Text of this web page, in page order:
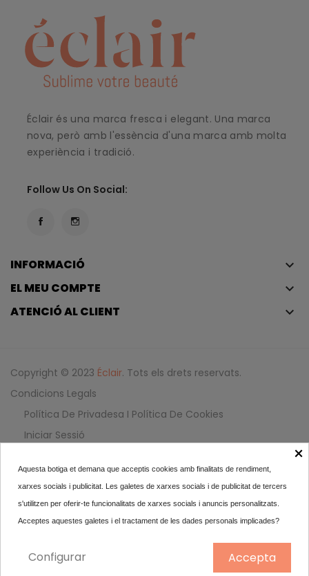
52,75
Éclair és una marca fresca i elegant. Una marca
nova, però amb l'essència d'una marca amb molta
experiència i tradició.
Follow Us On Social:
INFORMACIÓ keyboard_arrow_down
EL MEU COMPTE keyboard_arrow_down
ATENCIÓ AL CLIENT keyboard_arrow_down
Copyright © 2023 Éclair. Tots els drets reservats.
Condicions Legals
Política De Privadesa I Política De Cookies
Iniciar Sessió
×
Aquesta botiga et demana que acceptis cookies amb finalitats de rendiment,
xarxes socials i publicitat. Les galetes de xarxes socials i de publicitat de tercers
s'utilitzen per oferir-te funcionalitats de xarxes socials i anuncis personalitzats.
Acceptes aquestes galetes i el tractament de les dades personals implicades?
Accepta
Configurar